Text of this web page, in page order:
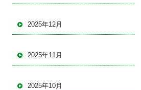
2025年12月
2025年11月
2025年10月